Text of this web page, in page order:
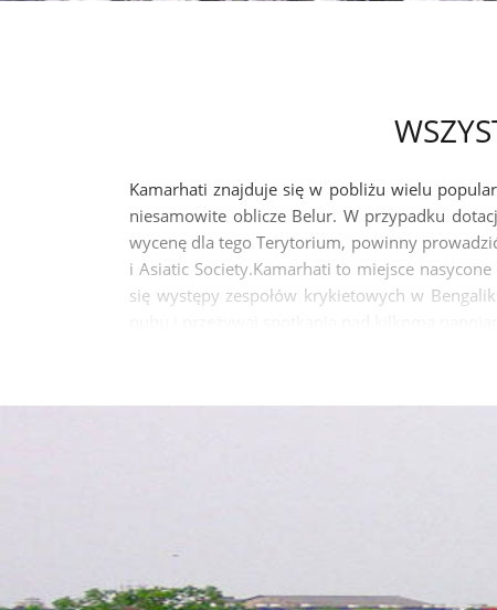
Kamarhati znajduje się w pobliżu wielu
niesamowite oblicze Belur. W przypadku
wycenę dla tego Terytorium, powinny
i Asiatic Society.Kamarhati to miejsce
się występy zespołów krykietowych w